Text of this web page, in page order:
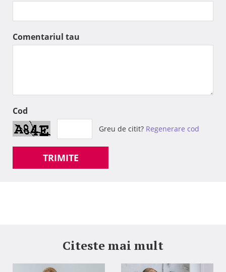
Comentariul tau
Cod
Greu de citit? Regenerare cod
TRIMITE
Citeste mai mult